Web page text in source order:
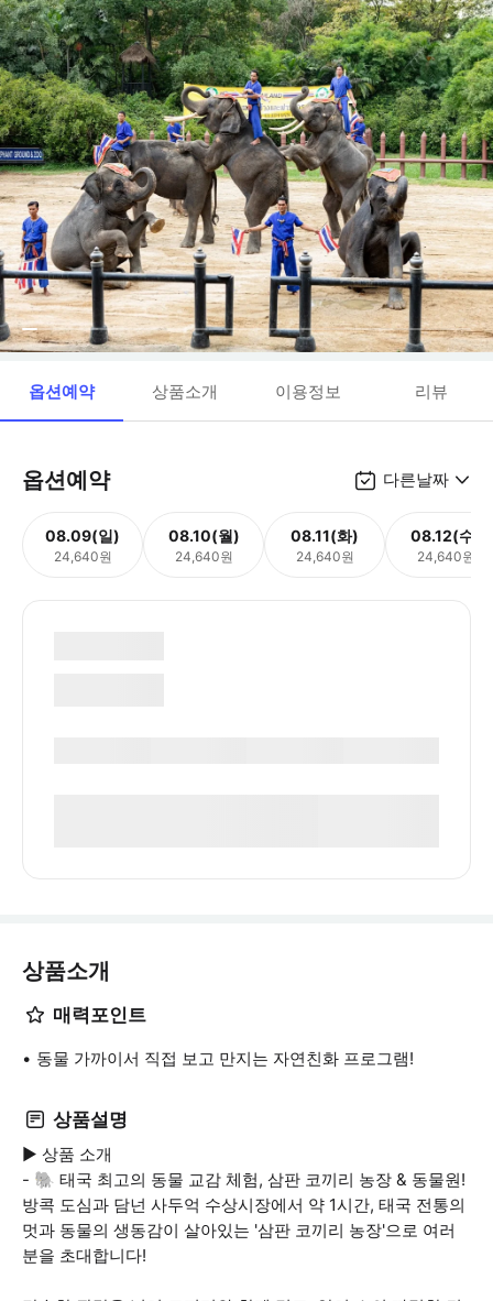
옵션예약 상품소개 이용정보 리뷰
옵션예약 다른날짜
08.09(일)
24,640원
08.10(월)
24,640원
08.11(화)
24,640원
08.12(수)
24,640원
상품소개
매력포인트
동물 가까이서 직접 보고 만지는 자연친화 프로그램!
상품설명
▶ 상품 소개
- 🐘 태국 최고의 동물 교감 체험, 삼판 코끼리 농장 & 동물원!
방콕 도심과 담넌 사두억 수상시장에서 약 1시간, 태국 전통의
멋과 동물의 생동감이 살아있는 '삼판 코끼리 농장'으로 여러
분을 초대합니다!